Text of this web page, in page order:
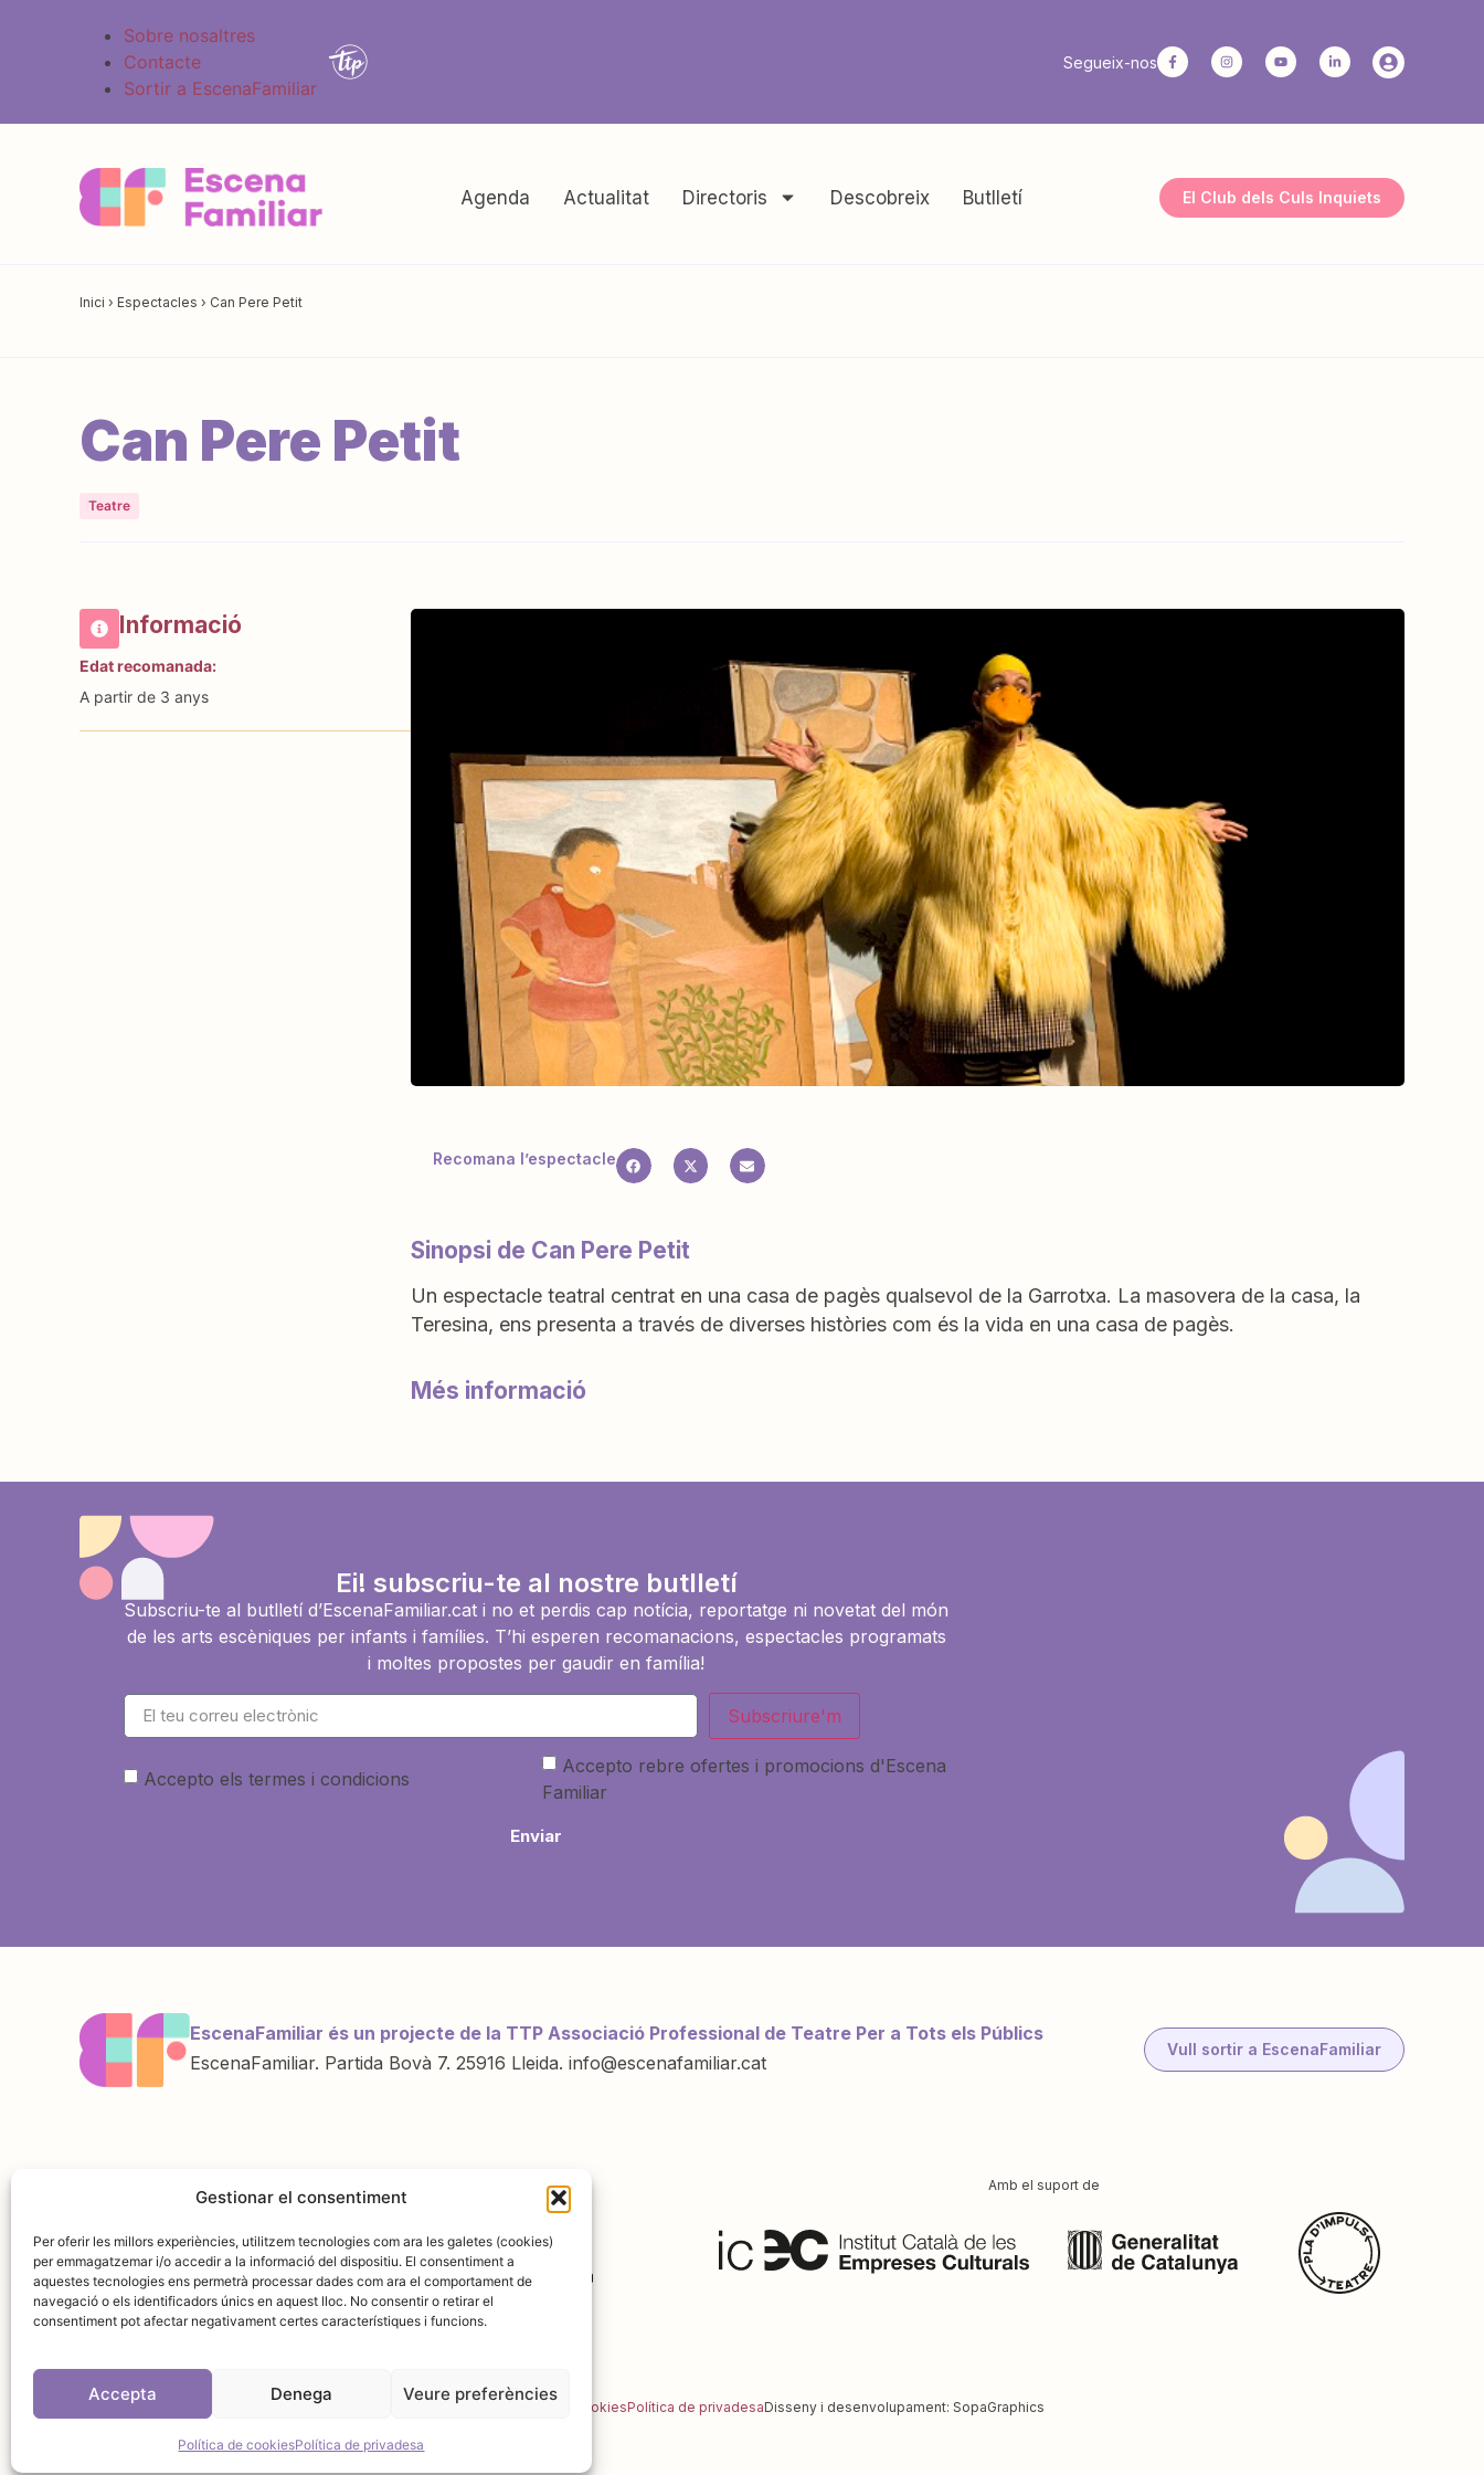
Gestionar el consentiment
Per oferir les millors experiències, utilitzem tecnologies com ara les galetes (cookies)
per emmagatzemar i/o accedir a la informació del dispositiu. El consentiment a
aquestes tecnologies ens permetrà processar dades com ara el comportament de
navegació o els identificadors únics en aquest lloc. No consentir o retirar el
consentiment pot afectar negativament certes característiques i funcions.
Accepta Denega Veure preferències
Política de cookiesPolítica de privadesa
Sobre nosaltres
Contacte
Sortir a EscenaFamiliar
Segueix-nos
Agenda Actualitat Directoris Descobreix Butlletí El Club dels Culs Inquiets
Inici › Espectacles › Can Pere Petit
Can Pere Petit
Teatre
Informació
Edat recomanada:
A partir de 3 anys
Recomana l’espectacle
Sinopsi de Can Pere Petit
Un espectacle teatral centrat en una casa de pagès qualsevol de la Garrotxa. La masovera de la casa, la
Teresina, ens presenta a través de diverses històries com és la vida en una casa de pagès.
Més informació
Ei! subscriu-te al nostre butlletí
Subscriu-te al butlletí d’EscenaFamiliar.cat i no et perdis cap notícia, reportatge ni novetat del món
de les arts escèniques per infants i famílies. T’hi esperen recomanacions, espectacles programats
i moltes propostes per gaudir en família!
Subscriure'm
Accepto els termes i condicions
Accepto rebre ofertes i promocions d'Escena
Familiar
Enviar
EscenaFamiliar és un projecte de la TTP Associació Professional de Teatre Per a Tots els Públics
EscenaFamiliar. Partida Bovà 7. 25916 Lleida. info@escenafamiliar.cat
Vull sortir a EscenaFamiliar
Amb la col·laboració de: Amb el suport de
Avís legal Política de cookiesPolítica de privadesaDisseny i desenvolupament: SopaGraphics